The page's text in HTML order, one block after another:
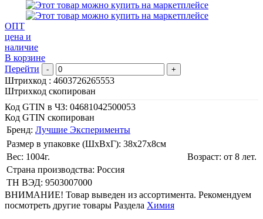
ОПТ
цена и
наличие
В корзине
Перейти
- +
Штрихкод : 4603726265553
Штрихкод скопирован
Код GTIN в ЧЗ: 04681042500053
Код GTIN скопирован
Бренд: Лучшие Эксперименты
Размер в упаковке (ШхВxГ): 38х27х8cм
Вес: 1004г.
Возраст: от 8 лет.
Страна производства: Россия
ТН ВЭД: 9503007000
ВНИМАНИЕ! Товар выведен из ассортимента. Рекомендуем
посмотреть другие товары Раздела Химия